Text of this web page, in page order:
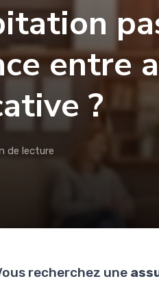
entre
?
de lecture
recherchez une